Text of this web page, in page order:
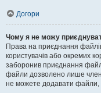
Догори
Чому я не можу
Права на приєднання
користувачів або окремих
заборонив приєднання
файли дозволено лише
не можете додавати файли,